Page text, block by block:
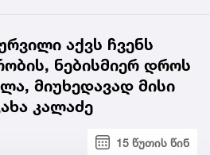
აქვს ჩვენს
ნებისმიერ დროს
მიუხედავად მისი
კალაძე
15 წუთის წინ